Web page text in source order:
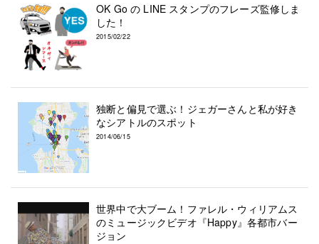
OK Go の LINE スタンプのフレーズ監修しま
した！
2015/02/22
独断と偏見で選ぶ！ジェガーさんと私が好き
なシアトルのスポット
2014/06/15
世界中で大ブーム！ファレル・ウィリアムス
のミュージックビデオ『Happy』各都市バー
ジョン